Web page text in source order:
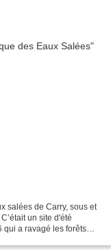
salées de Carry, sous et
un site d'été
qui a ravagé les forêts